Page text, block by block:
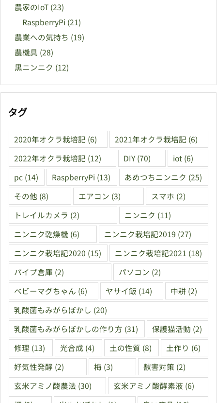
農家のIoT (23)
RaspberryPi (21)
農業への気持ち (19)
農機具 (28)
黒ニンニク (12)
タグ
2020年オクラ栽培記 (6) 2021年オクラ栽培記 (6)
2022年オクラ栽培記 (12) DIY (70) iot (6)
pc (14) RaspberryPi (13) あめつちニンニク (25)
その他 (8) エアコン (3) スマホ (2)
トレイルカメラ (2) ニンニク (11)
ニンニク乾燥機 (6) ニンニク栽培記2019 (27)
ニンニク栽培記2020 (15) ニンニク栽培記2021 (18)
パイプ倉庫 (2) パソコン (2)
ベビーマグちゃん (6) ヤサイ飯 (14) 中耕 (2)
乳酸菌もみがらぼかし (20)
乳酸菌もみがらぼかしの作り方 (31) 保護猫活動 (2)
修理 (13) 光合成 (4) 土の性質 (8) 土作り (6)
好気性発酵 (2) 梅 (3) 獣害対策 (2)
玄米アミノ酸農法 (30) 玄米アミノ酸酵素液 (6)